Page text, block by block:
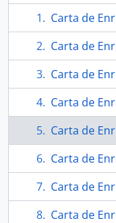
Carta de
Carta de
Carta de
Carta de
Carta de
Carta de
Carta de
Carta de